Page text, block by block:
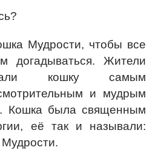
Мудрости, чтобы все
догадываться. Жители
кошку самым
и мудрым
Кошка была священным
её так и называли: